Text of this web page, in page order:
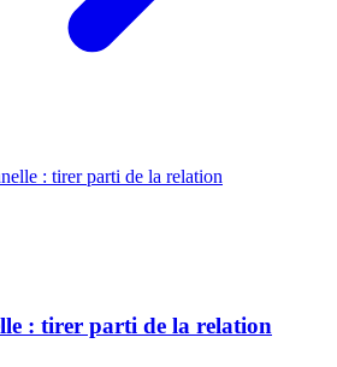
: tirer parti de la relation